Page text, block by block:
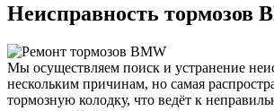
Неисправность тормозов
Мы осуществляем поиск и устранение
нескольким причинам, но самая
тормозную колодку, что ведёт к